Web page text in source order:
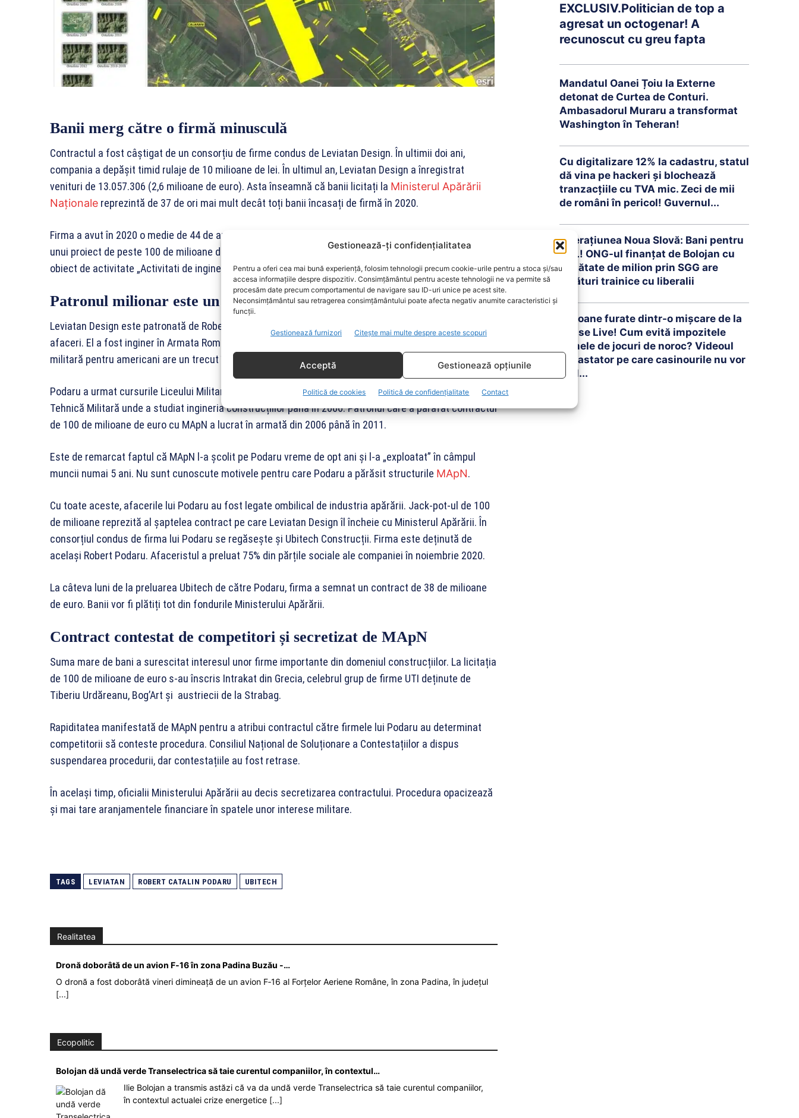
Gestionează-ți confidențialitatea
Pentru a oferi cea mai bună experiență, folosim tehnologii precum cookie-urile pentru a stoca și/sau
accesa informațiile despre dispozitiv. Consimțământul pentru aceste tehnologii ne va permite să
procesăm date precum comportamentul de navigare sau ID-uri unice pe acest site.
Neconsimțământul sau retragerea consimțământului poate afecta negativ anumite caracteristici și
funcții.
Gestionează furnizori Citește mai multe despre aceste scopuri
Acceptă Gestionează opțiunile
Politică de cookies Politică de confidențialitate Contact
Banii merg către o firmă minusculă
Contractul a fost câștigat de un consorțiu de firme condus de Leviatan Design. În ultimii doi ani,
compania a depășit timid rulaje de 10 milioane de lei. În ultimul an, Leviatan Design a înregistrat
venituri de 13.057.306 (2,6 milioane de euro). Asta înseamnă că banii licitați la Ministerul Apărării
Naționale reprezintă de 37 de ori mai mult decât toți banii încasați de firmă în 2020.
Firma a avut în 2020 o medie de 44 de angajați, cu mult sub numărul necesar pentru implementarea
unui proiect de peste 100 de milioane de euro. Conform Ministerului Finanțelor Publice, firma are ca
obiect de activitate „Activitati de inginerie si consultanta tehnica legate de acestea”.
Patronul milionar este un om al sistemului militar
Leviatan Design este patronată de Robert Cătălin Podaru. Omul este necunoscut în domeniul marilor
afaceri. El a fost inginer în Armata Română până în 2011. Patronul companiei care pregătește baza
militară pentru americani are un trecut în uniformă.
Podaru a urmat cursurile Liceului Militar de la Breaza între 1997 și 2001. A continuat cu Academia
Tehnică Militară unde a studiat ingineria construcțiilor până în 2006. Patronul care a parafat contractul
de 100 de milioane de euro cu MApN a lucrat în armată din 2006 până în 2011.
Este de remarcat faptul că MApN l-a școlit pe Podaru vreme de opt ani și l-a „exploatat” în câmpul
muncii numai 5 ani. Nu sunt cunoscute motivele pentru care Podaru a părăsit structurile MApN.
Cu toate aceste, afacerile lui Podaru au fost legate ombilical de industria apărării. Jack-pot-ul de 100
de milioane reprezită al șaptelea contract pe care Leviatan Design îl încheie cu Ministerul Apărării. În
consorțiul condus de firma lui Podaru se regăsește și Ubitech Construcții. Firma este deținută de
același Robert Podaru. Afaceristul a preluat 75% din părțile sociale ale companiei în noiembrie 2020.
La câteva luni de la preluarea Ubitech de către Podaru, firma a semnat un contract de 38 de milioane
de euro. Banii vor fi plătiți tot din fondurile Ministerului Apărării.
Contract contestat de competitori și secretizat de MApN
Suma mare de bani a surescitat interesul unor firme importante din domeniul construcțiilor. La licitația
de 100 de milioane de euro s-au înscris Intrakat din Grecia, celebrul grup de firme UTI deținute de
Tiberiu Urdăreanu, Bog’Art și austriecii de la Strabag.
Rapiditatea manifestată de MApN pentru a atribui contractul către firmele lui Podaru au determinat
competitorii să conteste procedura. Consiliul Național de Soluționare a Contestațiilor a dispus
suspendarea procedurii, dar contestațiile au fost retrase.
În același timp, oficialii Ministerului Apărării au decis secretizarea contractului. Procedura opacizează
și mai tare aranjamentele financiare în spatele unor interese militare.
TAGS LEVIATAN ROBERT CATALIN PODARU UBITECH
Realitatea
Dronă doborâtă de un avion F‑16 în zona Padina Buzău -…
O dronă a fost doborâtă vineri dimineață de un avion F‑16 al Forțelor Aeriene Române, în zona Padina, în județul
[...]
Ecopolitic
Bolojan dă undă verde Transelectrica să taie curentul companiilor, în contextul…
Ilie Bolojan a transmis astăzi că va da undă verde Transelectrica să taie curentul companiilor,
în contextul actualei crize energetice [...]
EXCLUSIV.Politician de top a
agresat un octogenar! A
recunoscut cu greu fapta
Mandatul Oanei Țoiu la Externe
detonat de Curtea de Conturi.
Ambasadorul Muraru a transformat
Washington în Teheran!
Cu digitalizare 12% la cadastru, statul
dă vina pe hackeri și blochează
tranzacțiile cu TVA mic. Zeci de mii
de români în pericol! Guvernul...
Operațiunea Noua Slovă: Bani pentru
PNL! ONG-ul finanțat de Bolojan cu
jumătate de milion prin SGG are
legături trainice cu liberalii
Milioane furate dintr-o mișcare de la
Arrise Live! Cum evită impozitele
firmele de jocuri de noroc? Videoul
devastator pe care casinourile nu vor
să-l...